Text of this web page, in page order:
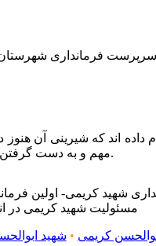
اند که شیرینی آن
مهم و به دست گرفتن امورات شهر، مَثَلی است که می تواند الگوی یک مسئول مردمی و انقلابی را به نمایش بگذارد.
شهید کریمی- اولین
مسئولیت شهید کریمی در
کریمی • شهید